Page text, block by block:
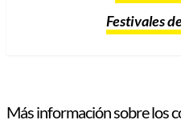
Festivales
Más información sobre los